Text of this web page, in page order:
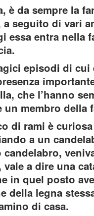
è da sempre la
seguito di vari
essa entra nella
episodi di cui
che l’hanno
un membro della
di rami è
a un
a dire una
in quel posto
della legna
di casa.